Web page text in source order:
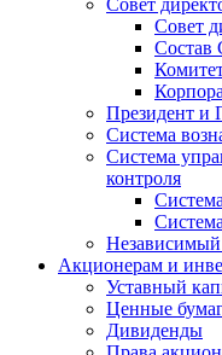
Совет
Совет
Состав
Президент и
Система
Система
контроля
Независимый
Акционерам и
Уставный
Ценные
Дивиденды